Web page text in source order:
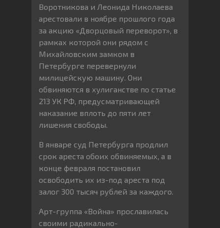
Воротникова и Леонида Николаева
арестовали в ноябре прошлого года
за акцию «Дворцовый переворот», в
рамках которой они рядом с
Михайловским замком в
Петербурге перевернули
милицейскую машину. Они
обвиняются в хулиганстве по статье
213 УК РФ, предусматривающей
наказание вплоть до пяти лет
лишения свободы.
В январе суд Петербурга продлил
срок ареста обоих обвиняемых, а в
конце февраля постановил
освободить их из-под ареста под
залог 300 тысяч рублей за каждого.
Арт-группа «Война» прославилась
своими радикально-